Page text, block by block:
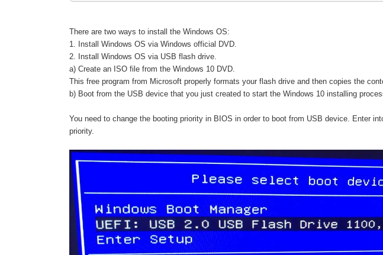
There are two ways to install the Windows OS:
1. Install Windows OS via Windows official DVD.
2. Install Windows OS via USB flash drive.
a) Create an ISO file from the Windows 10 DVD.
This free program from Microsoft properly formats your flash drive and then copies the
b) Boot from the USB device that you just created to start the Windows 10 installing
You need to change the booting priority in BIOS in order to boot from USB device. Enter
priority.